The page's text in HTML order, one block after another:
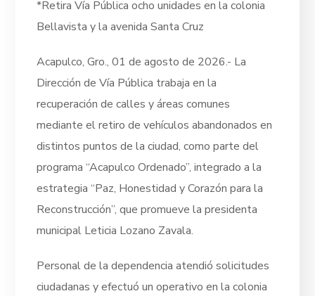
*Retira Vía Pública ocho unidades en la colonia
Bellavista y la avenida Santa Cruz
Acapulco, Gro., 01 de agosto de 2026.- La
Dirección de Vía Pública trabaja en la
recuperación de calles y áreas comunes
mediante el retiro de vehículos abandonados en
distintos puntos de la ciudad, como parte del
programa “Acapulco Ordenado”, integrado a la
estrategia “Paz, Honestidad y Corazón para la
Reconstrucción”, que promueve la presidenta
municipal Leticia Lozano Zavala.
Personal de la dependencia atendió solicitudes
ciudadanas y efectuó un operativo en la colonia